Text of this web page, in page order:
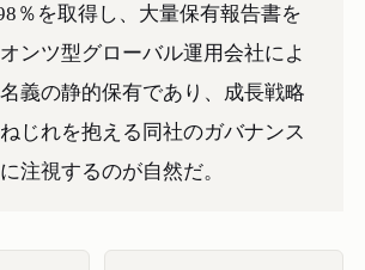
％を取得し、大量保有報告書を
ンツ型グローバル運用会社によ
義の静的保有であり、成長戦略
じれを抱える同社のガバナンス
注視するのが自然だ。